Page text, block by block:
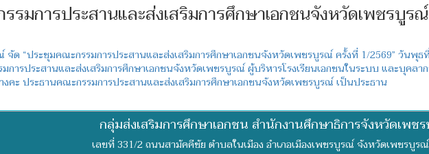
รรมการประสานและส่งเสริมการศึกษาเอกชนจังหวัดเพชรบู
จัด “ประชุมคณะกรรมการประสานและส่งเสริมการศึกษาเอกชนจังหวัดเพชรบูรณ์ ครั้งที่ 1/2569” วันพุ
ารประสานและส่งเสริมการศึกษาเอกชนจังหวัดเพชรบูรณ์ ผู้บริหารโรงเรียนเอกชนในระบบ และบุคล
คะ ประธานคณะกรรมการประสานและส่งเสริมการศึกษาเอกชนจังหวัดเพชรบูรณ์ เป็นประธาน
กลุ่มส่งเสริมการศึกษาเอกชน สำนักงานศึกษาธิการจังหวัดเพช
เลขที่ 331/2 ถนนสามัคคีชัย ตำบลในเมือง อำเภอเมืองเพชรบูรณ์ จังหวัดเพชรบูร